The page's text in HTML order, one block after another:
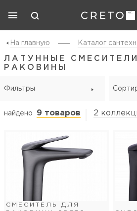
На главную Каталог
ЛАТУННЫЕ
РАКОВИНЫ
Фильтры
найдено 9 товаров 2
СМЕСИТЕЛЬ ДЛЯ